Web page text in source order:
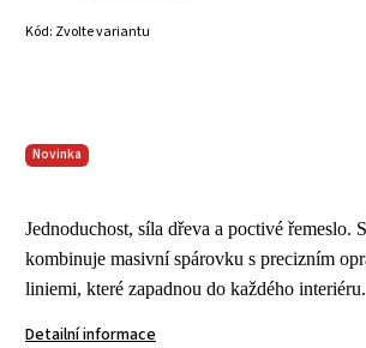
Kód: Zvolte variantu
Novinka
Jednoduchost, síla dřeva a poctivé řemeslo.
kombinuje masivní spárovku s precizním
liniemi, které zapadnou do každého interiéru.
Detailní informace